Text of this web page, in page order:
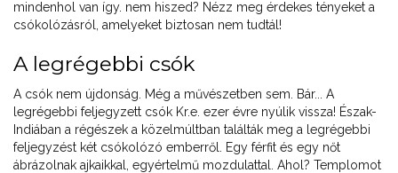
mindenhol van így. nem hiszed? Nézz meg érdekes tényeket a
csókolózásról, amelyeket biztosan nem tudtál!
A legrégebbi csók
A csók nem újdonság. Még a művészetben sem. Bár... A
legrégebbi feljegyzett csók Kr.e. ezer évre nyúlik vissza! Észak-
Indiában a régészek a közelmúltban találták meg a legrégebbi
feljegyzést két csókolózó emberről. Egy férfit és egy nőt
ábrázolnak ajkaikkal, egyértelmű mozdulattal. Ahol? Templomot